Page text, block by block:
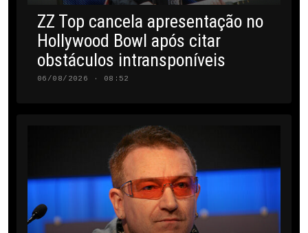
ZZ Top cancela apresentação no
Hollywood Bowl após citar
obstáculos intransponíveis
06/08/2026 · 08:52